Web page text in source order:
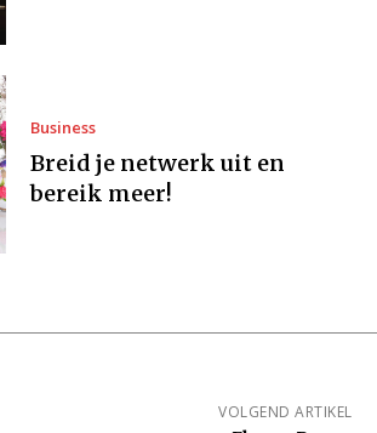
Business
Breid je netwerk uit en
bereik meer!
VOLGEND ARTIKEL